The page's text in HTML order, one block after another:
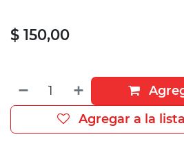
$ 150,00
Agregar a la